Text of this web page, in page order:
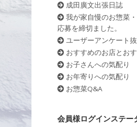
成田廣文出張日誌
我が家自慢のお惣菜
応募を締切ました。
ユーザーアンケート
おすすめのお店とお
お子さんへの気配り
お年寄りへの気配り
お惣菜Q&A
会員様ログインステー